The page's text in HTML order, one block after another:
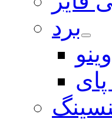
برد